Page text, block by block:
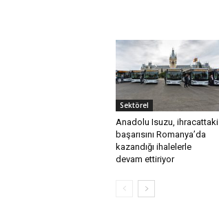
Sektörel
Anadolu Isuzu, ihracattaki
başarısını Romanya’da
kazandığı ihalelerle
devam ettiriyor